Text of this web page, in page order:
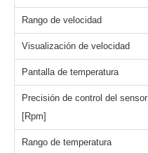
Rango de velocidad
Visualización de velocidad
Pantalla de temperatura
Precisión de control del sensor
[Rpm]
Rango de temperatura